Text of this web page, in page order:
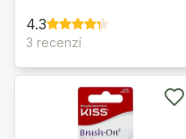
4.3
3 recenzí